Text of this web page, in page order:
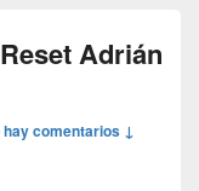
Adrián
hay comentarios ↓